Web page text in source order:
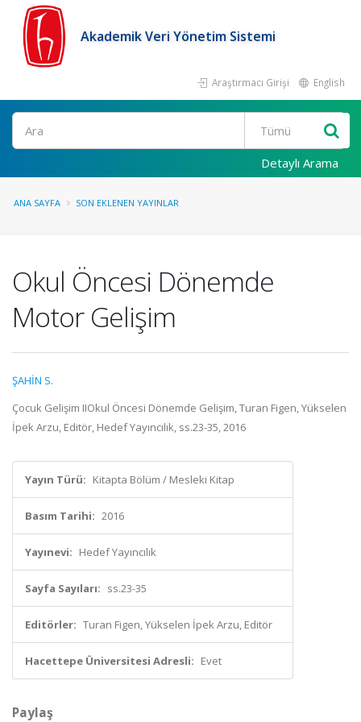
Akademik Veri Yönetim Sistemi
Araştırmacı Girişi English
Ara
Detaylı Arama
ANA SAYFA SON EKLENEN YAYINLAR
Okul Öncesi Dönemde
Motor Gelişim
ŞAHİN S.
Çocuk Gelişim IIOkul Öncesi Dönemde Gelişim, Turan Figen, Yükselen
İpek Arzu, Editör, Hedef Yayıncılık, ss.23-35, 2016
Yayın Türü: Kitapta Bölüm / Mesleki Kitap
Basım Tarihi: 2016
Yayınevi: Hedef Yayıncılık
Sayfa Sayıları: ss.23-35
Editörler: Turan Figen, Yükselen İpek Arzu, Editör
Hacettepe Üniversitesi Adresli: Evet
Paylaş